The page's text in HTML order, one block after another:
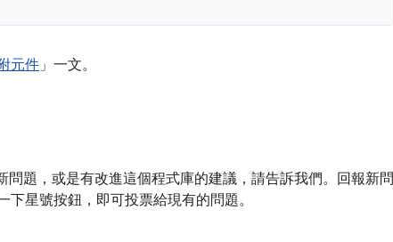
元件」一文。
題，或是有改進這個程式庫的建議，請告訴我們。回報新問
下星號按鈕，即可投票給現有的問題。